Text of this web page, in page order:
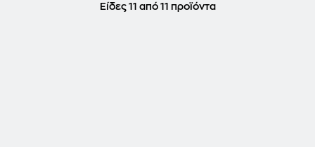
Είδες 11 από 11 προϊόντα